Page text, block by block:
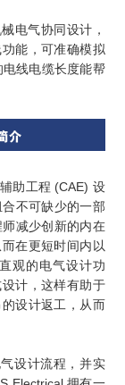
电气协同设计，
能，可准确模拟
线电缆长度能帮
助工程 (CAE) 设
不可缺少的一部
减少创新的内在
在更短时间内以
观的电气设计功
计，这样有助于
设计返工，从而
设计流程，并实